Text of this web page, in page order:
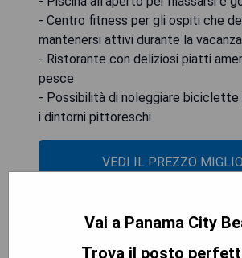
- Centro fitness per gli ospiti che
mantenersi attivi durante la vacanza
- Ristorante con deliziosi piatti
pesce
- Possibilità di noleggiare biciclette
i dintorni pittoreschi
VEDI IL PREZZO
Holiday Inn Express &
Vai a Panama City
Trova il posto